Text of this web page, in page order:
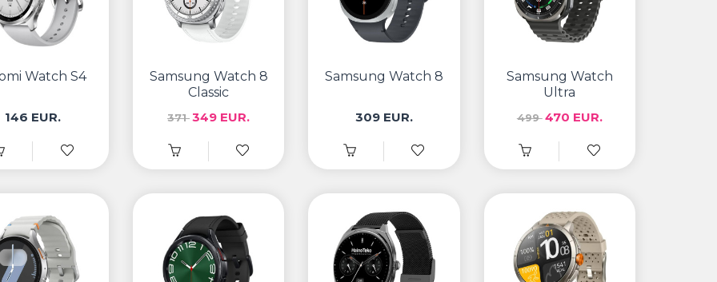
Watch S4
146 EUR.
Samsung Watch 8
Classic
371349 EUR.
Samsung Watch 8
309 EUR.
Samsung Watch
Ultra
499470 EUR.